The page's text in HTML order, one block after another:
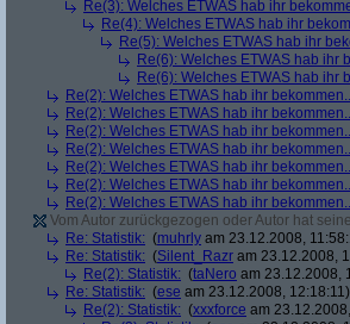
Re(3): Welches ETWAS hab ihr
Re(4): Welches ETWAS hab ihr
Re(5): Welches ETWAS hab ihr
Re(6): Welches ETWAS hab ihr
Re(6): Welches ETWAS hab ihr
Re(2): Welches ETWAS hab ihr bekommen..
Re(2): Welches ETWAS hab ihr bekommen..
Re(2): Welches ETWAS hab ihr bekommen..
Re(2): Welches ETWAS hab ihr bekommen..
Re(2): Welches ETWAS hab ihr bekommen..
Re(2): Welches ETWAS hab ihr bekommen..
Re(2): Welches ETWAS hab ihr bekommen..
Vom Autor zurückgezogen oder Autor hat
Re: Statistik: (muhrly am 23.12.2008,
Re: Statistik: (Silent_Razr am 23.12.2008,
Re(2): Statistik: (taNero am 23.12.2008,
Re: Statistik: (ese am 23.12.2008, 12:18:11)
Re(2): Statistik: (xxxforce am